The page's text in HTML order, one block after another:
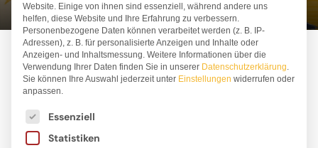
ALLE
Website. Einige von ihnen sind essenziell, während andere uns
helfen, diese Website und Ihre Erfahrung zu verbessern.
Personenbezogene Daten können verarbeitet werden (z. B. IP-
Adressen), z. B. für personalisierte Anzeigen und Inhalte oder
Anzeigen- und Inhaltsmessung. Weitere Informationen über die
Verwendung Ihrer Daten finden Sie in unserer Datenschutzerklärung.
Sie können Ihre Auswahl jederzeit unter Einstellungen widerrufen oder
anpassen.
Es folgt eine Liste der Service-Gruppen, für die
Essenziell
Statistiken